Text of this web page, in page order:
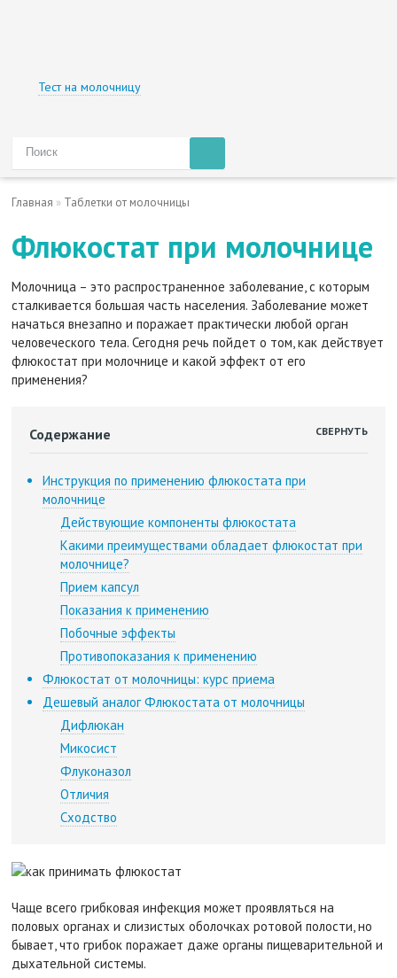
Тест на молочницу
Главная » Таблетки от молочницы
Флюкостат при молочнице
Молочница – это распространенное заболевание, с которым
сталкивается большая часть населения. Заболевание может
начаться внезапно и поражает практически любой орган
человеческого тела. Сегодня речь пойдет о том, как действует
флюкостат при молочнице и какой эффект от его
применения?
Содержание СВЕРНУТЬ
Инструкция по применению флюкостата при
молочнице
Действующие компоненты флюкостата
Какими преимуществами обладает флюкостат при
молочнице?
Прием капсул
Показания к применению
Побочные эффекты
Противопоказания к применению
Флюкостат от молочницы: курс приема
Дешевый аналог Флюкостата от молочницы
Дифлюкан
Микосист
Флуконазол
Отличия
Сходство
Чаще всего грибковая инфекция может проявляться на
половых органах и слизистых оболочках ротовой полости, но
бывает, что грибок поражает даже органы пищеварительной и
дыхательной системы.